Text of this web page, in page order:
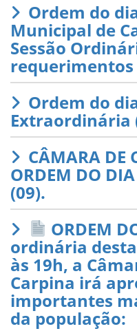
Ordem do
Municipal de
Sessão
Ordem do
Extraordinária
CÂMARA DE
ORDEM DO DIA
(09).
ORDEM
ordinária
às 19h, a
Carpina irá
importantes
da população: